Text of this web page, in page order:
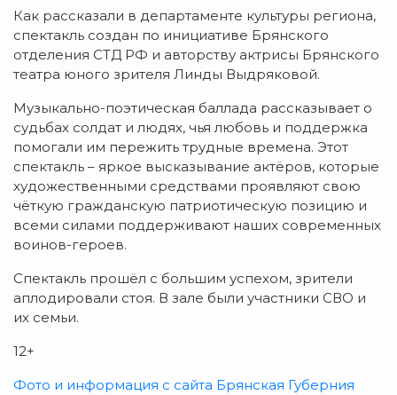
Как рассказали в департаменте культуры региона,
спектакль создан по инициативе Брянского
отделения СТД РФ и авторству актрисы Брянского
театра юного зрителя Линды Выдряковой.
Музыкально-поэтическая баллада рассказывает о
судьбах солдат и людях, чья любовь и поддержка
помогали им пережить трудные времена. Этот
спектакль – яркое высказывание актёров, которые
художественными средствами проявляют свою
чёткую гражданскую патриотическую позицию и
всеми силами поддерживают наших современных
воинов-героев.
Спектакль прошёл с большим успехом, зрители
аплодировали стоя. В зале были участники СВО и
их семьи.
12+
Фото и информация с сайта Брянская Губерния